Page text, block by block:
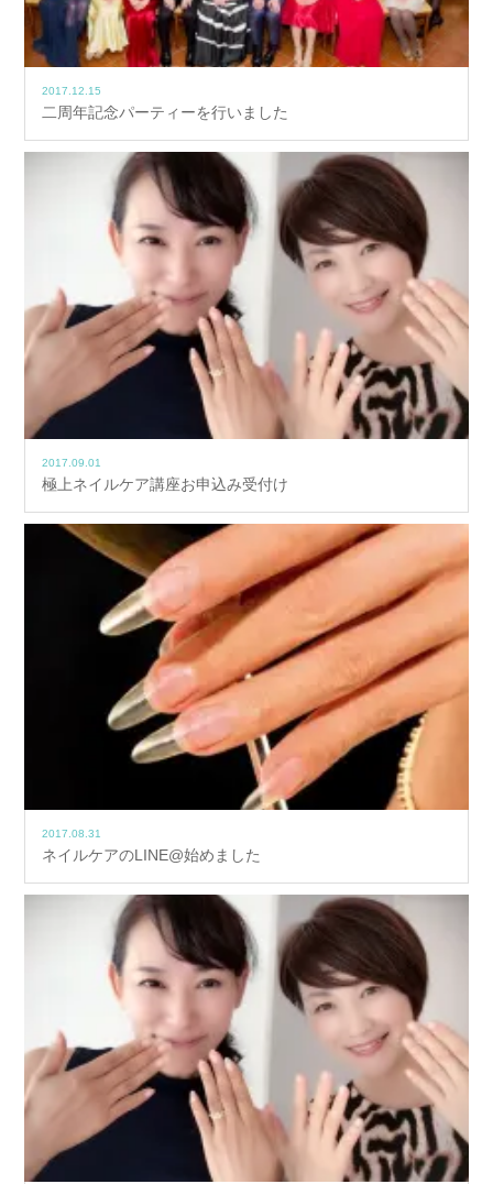
2017.12.15
二周年記念パーティーを行いました
2017.09.01
極上ネイルケア講座お申込み受付け
2017.08.31
ネイルケアのLINE@始めました